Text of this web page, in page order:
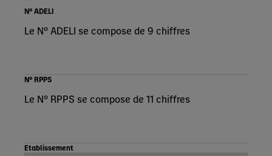
N° ADELI
Le N° ADELI se compose de 9 chiffres
N° RPPS
Le N° RPPS se compose de 11 chiffres
Etablissement